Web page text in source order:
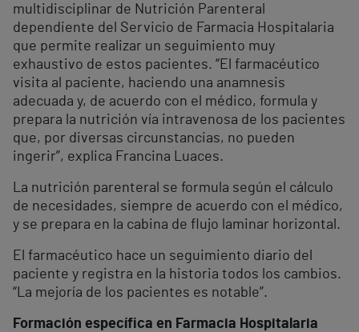
multidisciplinar de Nutrición Parenteral
dependiente del Servicio de Farmacia Hospitalaria
que permite realizar un seguimiento muy
exhaustivo de estos pacientes. “El farmacéutico
visita al paciente, haciendo una anamnesis
adecuada y, de acuerdo con el médico, formula y
prepara la nutrición vía intravenosa de los pacientes
que, por diversas circunstancias, no pueden
ingerir”, explica Francina Luaces.
La nutrición parenteral se formula según el cálculo
de necesidades, siempre de acuerdo con el médico,
y se prepara en la cabina de flujo laminar horizontal.
El farmacéutico hace un seguimiento diario del
paciente y registra en la historia todos los cambios.
“La mejoría de los pacientes es notable”.
Formación específica en Farmacia Hospitalaria